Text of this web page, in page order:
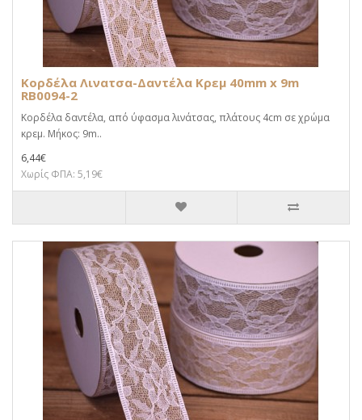
Κορδέλα Λινατσα-Δαντέλα Κρεμ 40mm x 9m
RB0094-2
Κορδέλα δαντέλα, από ύφασμα λινάτσας, πλάτους 4cm σε χρώμα
κρεμ. Μήκος: 9m..
6,44€
Χωρίς ΦΠΑ: 5,19€